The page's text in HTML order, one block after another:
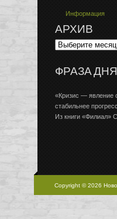
Информация
АРХИВ
ФРАЗА ДНЯ
«Кризис — явление
стабильнее
Из книги «Филиал»
Copyright © 2026